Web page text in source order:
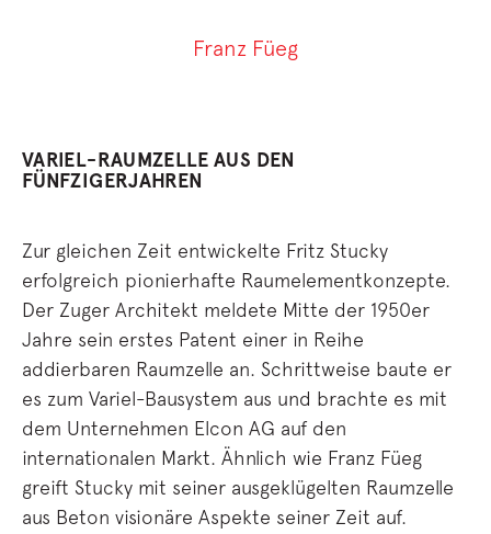
Franz Füeg
VARIEL-RAUMZELLE AUS DEN
FÜNFZIGERJAHREN
Zur gleichen Zeit entwickelte Fritz Stucky
erfolgreich pionierhafte Raumelementkonzepte.
Der Zuger Architekt meldete Mitte der 1950er
Jahre sein erstes Patent einer in Reihe
addierbaren Raumzelle an. Schrittweise baute er
es zum Variel-Bausystem aus und brachte es mit
dem Unternehmen Elcon AG auf den
internationalen Markt. Ähnlich wie Franz Füeg
greift Stucky mit seiner ausgeklügelten Raumzelle
aus Beton visionäre Aspekte seiner Zeit auf.